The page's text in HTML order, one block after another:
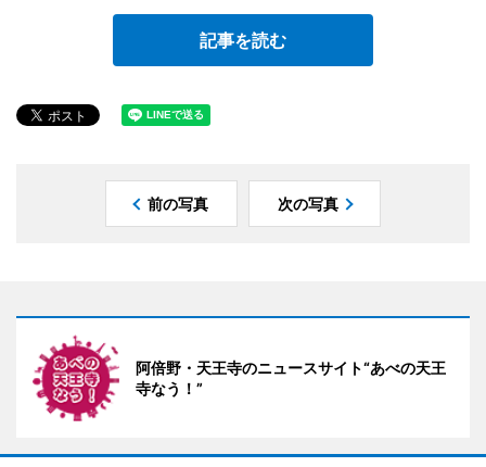
記事を読む
前の写真 次の写真
阿倍野・天王寺のニュースサイト“あべの天王
寺なう！”